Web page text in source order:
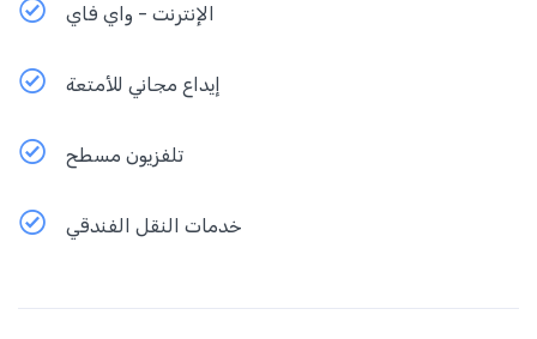
الإنترنت - واي فاي
إيداع مجاني للأمتعة
تلفزيون مسطح
خدمات النقل الفندقي